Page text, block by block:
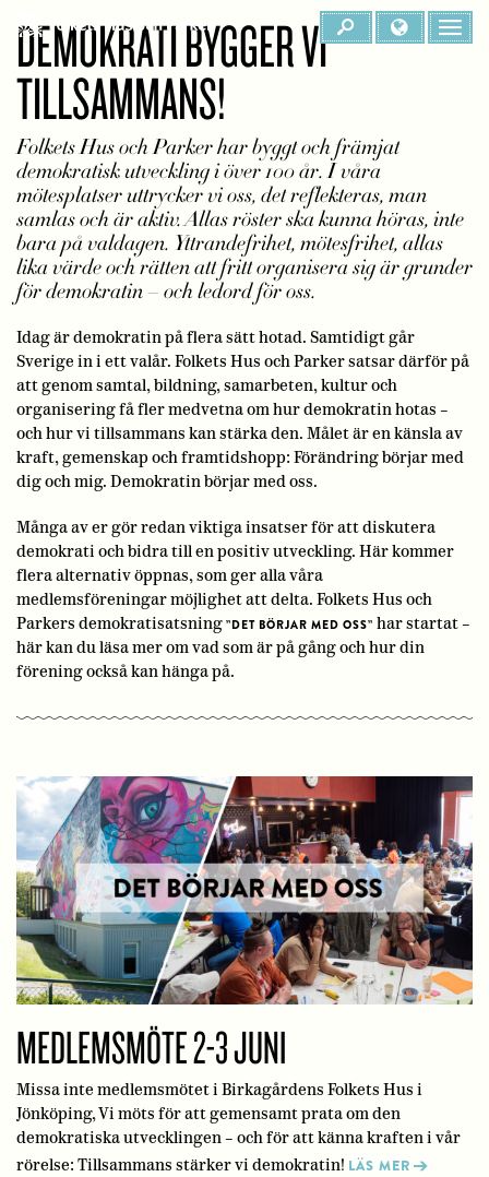
DEMOKRATI BYGGER VI
TILLSAMMANS!
Folkets Hus och Parker har byggt och främjat
demokratisk utveckling i över 100 år. I våra
mötesplatser uttrycker vi oss, det reflekteras, man
samlas och är aktiv. Allas röster ska kunna höras, inte
bara på valdagen. Yttrandefrihet, mötesfrihet, allas
lika värde och rätten att fritt organisera sig är grunder
för demokratin – och ledord för oss.
Idag är demokratin på flera sätt hotad. Samtidigt går
Sverige in i ett valår. Folkets Hus och Parker satsar därför på
att genom samtal, bildning, samarbeten, kultur och
organisering få fler medvetna om hur demokratin hotas –
och hur vi tillsammans kan stärka den. Målet är en känsla av
kraft, gemenskap och framtidshopp: Förändring börjar med
dig och mig. Demokratin börjar med oss.
Många av er gör redan viktiga insatser för att diskutera
demokrati och bidra till en positiv utveckling. Här kommer
flera alternativ öppnas, som ger alla våra
medlemsföreningar möjlighet att delta. Folkets Hus och
Parkers demokratisatsning ”DET BÖRJAR MED OSS” har startat –
här kan du läsa mer om vad som är på gång och hur din
förening också kan hänga på.
MEDLEMSMÖTE 2-3 JUNI
Missa inte medlemsmötet i Birkagårdens Folkets Hus i
Jönköping, Vi möts för att gemensamt prata om den
demokratiska utvecklingen – och för att känna kraften i vår
rörelse: Tillsammans stärker vi demokratin! LÄS MER